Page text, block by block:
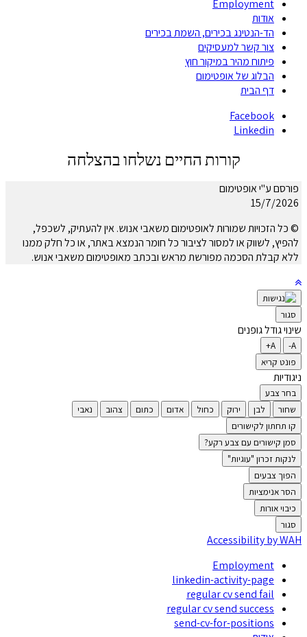
Employment
אודות
הד-הנטינג בכירים, השמת בכירים
צור קשר למעסיקים
פיתוח מהיר במיקור חוץ
הבלוג של אופטימום
דף הבית
Facebook
Linkedin
קורות החיים נשלחו בהצלחה
פורסם ע"י אופטימום
15/7/2026
© כל הזכויות שמורות לאופטימום משאבי אנוש. אין להעתיק, לשכפל,
להפיץ, לשווק או למסור לציבור כל חומר הנמצא באתר, או כל חלק ממנו
ללא קבלת הסכמה מפורשת מראש ובכתב מאופטימום משאבי אנוש.
סגור
שינוי גודל גופנים
A-
A+
פונט קריא
ניגודיות
בחר צבע
שחור
לבן ירוק כחול אדום כתום צהוב
נאבי
קו תחתון לקישורים
סמן קישורים עם צבע רקע?
לנקות זכרון "עוגיות"
הפוך צבעים
הסר אנימציות
כיבוי אורות
סגור
Accessibility by WAH
Employment
linkedin-activity-page
regular cv send fail
regular cv send success
send-cv-for-positions